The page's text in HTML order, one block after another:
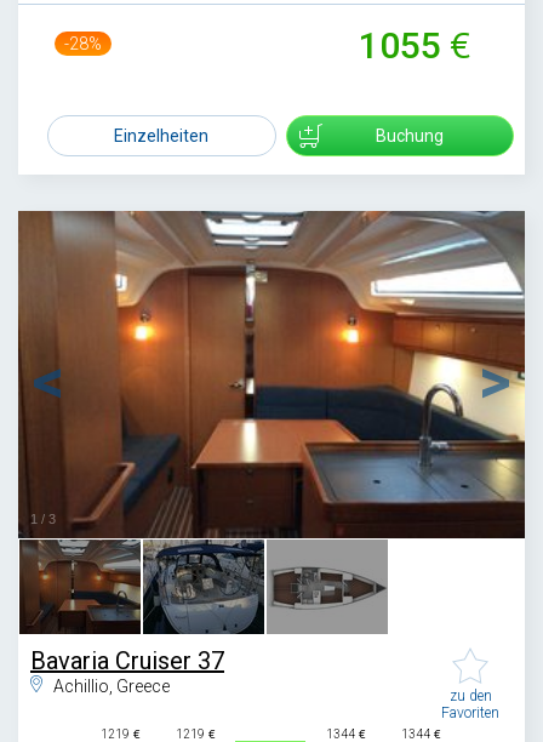
-28% 1055
Einzelheiten Buchung
1 / 3
Bavaria Cruiser 37
Achillio, Greece
zu den
Favoriten
1219
1219
1344
1344